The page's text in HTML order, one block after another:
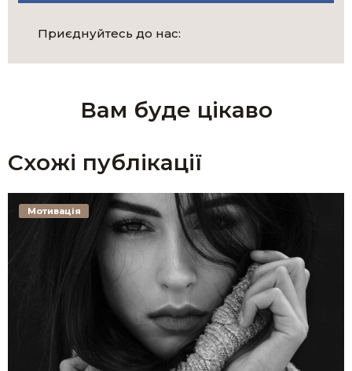
Приєднуйтесь до нас:
Вам буде цікаво
Схожі публікації
Мотивація